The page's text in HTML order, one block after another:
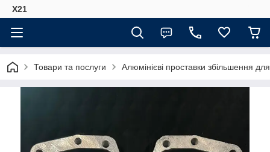
Х21
Товари та послуги Алюмінієві проставки збільшення